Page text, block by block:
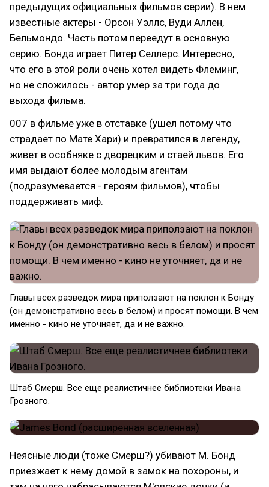
предыдущих официальных фильмов серии). В нем
известные актеры - Орсон Уэллс, Вуди Аллен,
Бельмондо. Часть потом переедут в основную
серию. Бонда играет Питер Селлерс. Интересно,
что его в этой роли очень хотел видеть Флеминг,
но не сложилось - автор умер за три года до
выхода фильма.
007 в фильме уже в отставке (ушел потому что
страдает по Мате Хари) и превратился в легенду,
живет в особняке с дворецким и стаей львов. Его
имя выдают более молодым агентам
(подразумевается - героям фильмов), чтобы
поддерживать миф.
Главы всех разведок мира приползают на поклон к Бонду
(он демонстративно весь в белом) и просят помощи. В чем
именно - кино не уточняет, да и не важно.
Штаб Смерш. Все еще реалистичнее библиотеки Ивана
Грозного.
Неясные люди (тоже Смерш?) убивают М. Бонд
приезжает к нему домой в замок на похороны, и